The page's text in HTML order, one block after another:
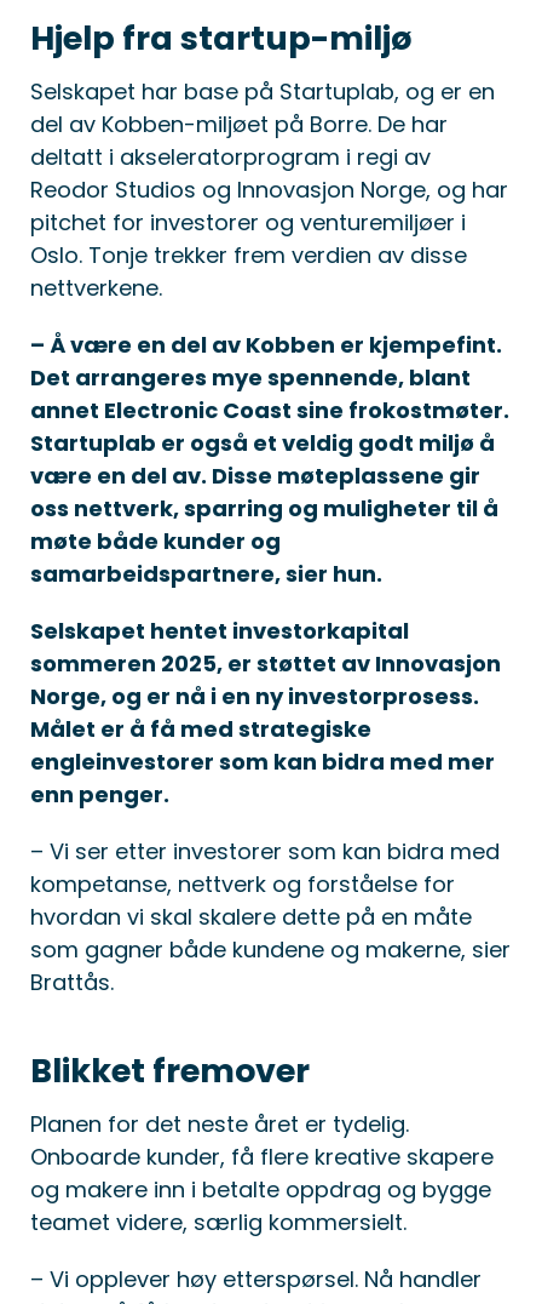
Hjelp fra startup-miljø
Selskapet har base på Startuplab, og er en
del av Kobben-miljøet på Borre. De har
deltatt i akseleratorprogram i regi av
Reodor Studios og Innovasjon Norge, og har
pitchet for investorer og venturemiljøer i
Oslo. Tonje trekker frem verdien av disse
nettverkene.
– Å være en del av Kobben er kjempefint.
Det arrangeres mye spennende, blant
annet Electronic Coast sine frokostmøter.
Startuplab er også et veldig godt miljø å
være en del av. Disse møteplassene gir
oss nettverk, sparring og muligheter til å
møte både kunder og
samarbeidspartnere, sier hun.
Selskapet hentet investorkapital
sommeren 2025, er støttet av Innovasjon
Norge, og er nå i en ny investorprosess.
Målet er å få med strategiske
engleinvestorer som kan bidra med mer
enn penger.
– Vi ser etter investorer som kan bidra med
kompetanse, nettverk og forståelse for
hvordan vi skal skalere dette på en måte
som gagner både kundene og makerne, sier
Brattås.
Blikket fremover
Planen for det neste året er tydelig.
Onboarde kunder, få flere kreative skapere
og makere inn i betalte oppdrag og bygge
teamet videre, særlig kommersielt.
– Vi opplever høy etterspørsel. Nå handler